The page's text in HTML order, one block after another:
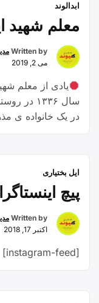
ابدالوند
معلم شهید
Written by
می 2, 2019
یادی از معلم
سال ۱۳۳۶
در یک خانواده ی
reading“معلم
شهید
ایل بختیاری
پیچ
Written by
اکتبر 17, 2018
[instagram-feed]